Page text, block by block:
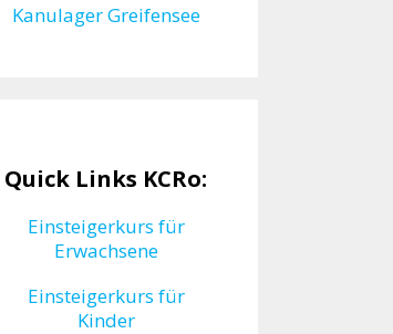
Kanulager Greifensee
Quick Links KCRo:
Einsteigerkurs für
Erwachsene
Einsteigerkurs für
Kinder